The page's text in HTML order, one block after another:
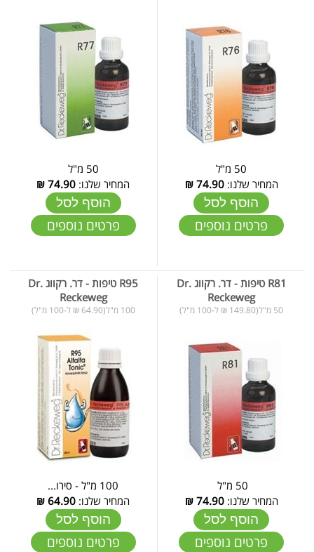
50 מ"ל
המחיר שלנו:74.90
₪
הוסף לסל
פרטים נוספים
50 מ"ל
המחיר שלנו: 74.90
₪
הוסף לסל
פרטים נוספים
R81 טיפות - דר. רקווג Dr.
Reckeweg
50 מ"ל(149.80 ₪ ל-100 מ"ל)
50 מ"ל
המחיר שלנו:74.90
₪
הוסף לסל
פרטים נוספים
R95 טיפות - דר. רקווג Dr.
Reckeweg
100 מ"ל(64.90 ₪ ל-100 מ"ל)
100 מ"ל - סירו...
המחיר שלנו: 64.90
₪
הוסף לסל
פרטים נוספים